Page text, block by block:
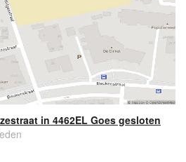
in 4462EL Goes gesloten